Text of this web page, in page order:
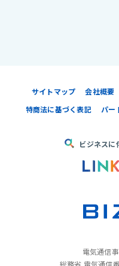
サイトマップ 会社概要
特商法に基づく表記
パー
ビジネスに
電気通信
総務省 電気通信